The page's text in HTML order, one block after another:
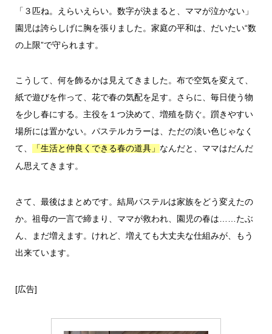
「３匹ね。えらいえらい。数字が決まると、ママが泣かない」
園児は誇らしげに胸を張りました。家庭の平和は、だいたい“数
の上限”で守られます。
こうして、何を飾るかは見えてきました。布で空気を変えて、
紙で遊びを作って、花で春の気配を足す。さらに、毎日使う物
を少し春にする。主役を１つ決めて、増殖を防ぐ。躓きやすい
場所には置かない。パステルカラーは、ただの淡い色じゃなく
て、
「生活と仲良くできる春の道具」 なんだと、ママはだんだ
ん思えてきます。
さて、最後はまとめです。結局パステルは家族をどう変えたの
か。祖母の一言で締まり、ママが救われ、園児の春は……たぶ
ん、まだ増えます。けれど、増えても大丈夫な仕組みが、もう
出来ています。
[広告]